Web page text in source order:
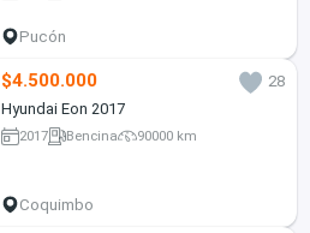
Pucón
$4.500.000
28
Hyundai Eon 2017
2017 Bencina 90000 km
Coquimbo